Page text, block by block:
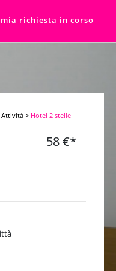
mia richiesta in corso
Attività > Hotel 2 stelle
58 €*